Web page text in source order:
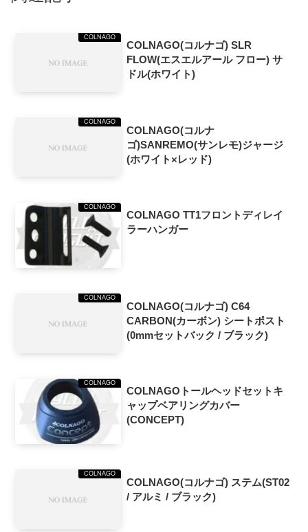
COLNAGO
COLNAGO(コルナゴ) SLR
FLOW(エスエルアール フロー) サ
ドル(ホワイト)
COLNAGO
COLNAGO(コルナ
ゴ)SANREMO(サンレモ)ジャージ
(ホワイト×レッド)
COLNAGO
COLNAGO TT1フロントディレイ
ラーハンガー
COLNAGO
COLNAGO(コルナゴ) C64
CARBON(カーボン) シートポスト
(0mmセットバック / ブラック)
COLNAGO
COLNAGOトールヘッドセットキ
ャップベアリングカバー
(CONCEPT)
COLNAGO
COLNAGO(コルナゴ) ステム(ST02
/ アルミ / ブラック)